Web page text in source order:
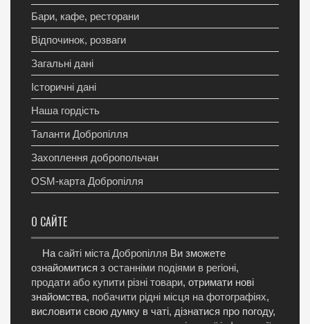
Бари, кафе, ресторани
Відпочинок, розваги
Загальні дані
Історичні дані
Наша гордість
Таланти Добропілля
Захоплення добропольчан
OSM-карта Добропілля
О САЙТЕ
На сайті міста Добропілля Ви зможете
ознайомитися з останніми подіями в регіоні,
продати або купити різні товари, отримати нові
знайомства, побачити рідні місця на фотографіях,
висловити свою думку в чаті, дізнатися про погоду,